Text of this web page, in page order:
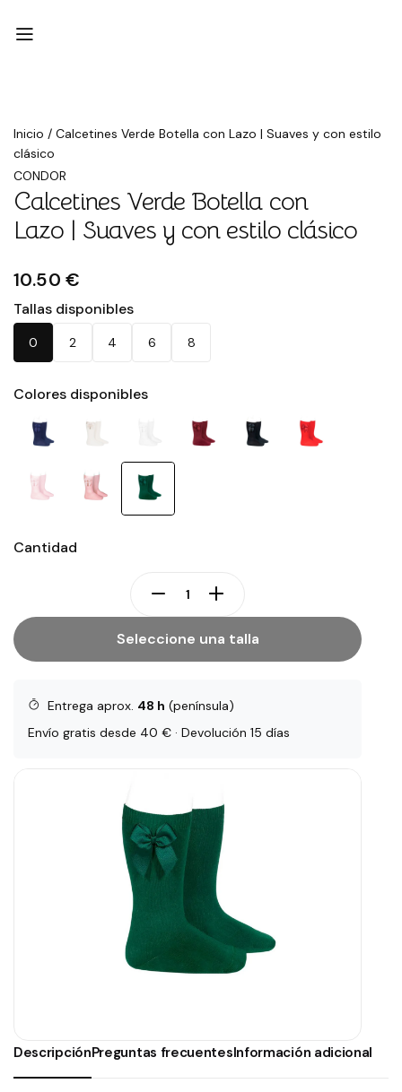
Inicio / Calcetines Verde Botella con Lazo | Suaves y con estilo
clásico
CONDOR
Calcetines Verde Botella con
Lazo | Suaves y con estilo clásico
10.50 €
Tallas disponibles
0 2 4 6 8
Colores disponibles
Cantidad
Seleccione una talla
Entrega aprox. 48 h (península)
Envío gratis desde 40 € · Devolución 15 días
DescripciónPreguntas frecuentesInformación adicional